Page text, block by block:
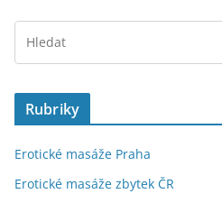
Rubriky
Erotické masáže Praha
Erotické masáže zbytek ČR